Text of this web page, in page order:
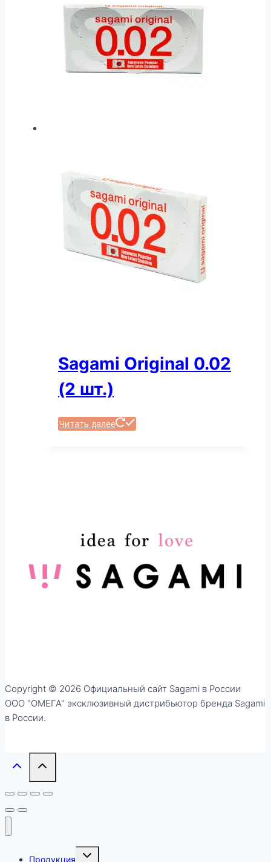
Sagami Original 0.02
(2 шт.)
Читать далее
Сopyright © 2026 Официальный сайт Sagami в России
ООО "ОМЕГА" эксклюзивный дистрибьютор бренда Sagami
в России.
Продукция
Переключить